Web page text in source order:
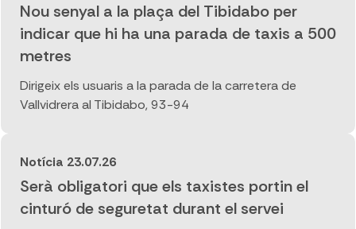
Nou senyal a la plaça del Tibidabo per
indicar que hi ha una parada de taxis a 500
metres
Dirigeix els usuaris a la parada de la carretera de
Vallvidrera al Tibidabo, 93-94
Notícia 23.07.26
Serà obligatori que els taxistes portin el
cinturó de seguretat durant el servei